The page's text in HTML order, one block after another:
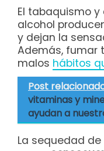
El tabaquismo
alcohol
y dejan la
Además, fumar
malos hábitos
Post
vitaminas y
ayudan a
La sequedad